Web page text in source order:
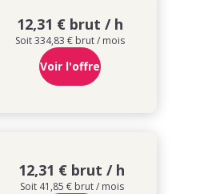
12,31 € brut / h
Soit 334,83 € brut / mois
Voir l'offre
12,31 € brut / h
Soit 41,85 € brut / mois